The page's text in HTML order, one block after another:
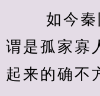
如今秦阳
谓是孤家寡
起来的确不